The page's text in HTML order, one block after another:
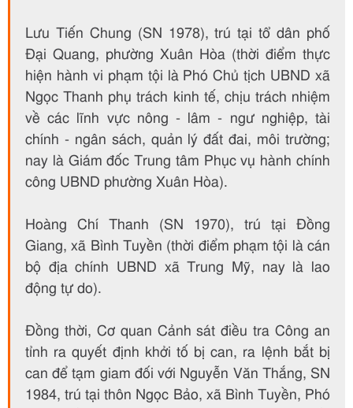
Lưu Tiến Chung (SN 1978), trú tại tổ dân phố
Đại Quang, phường Xuân Hòa (thời điểm thực
hiện hành vi phạm tội là Phó Chủ tịch UBND xã
Ngọc Thanh phụ trách kinh tế, chịu trách nhiệm
về các lĩnh vực nông - lâm - ngư nghiệp, tài
chính - ngân sách, quản lý đất đai, môi trường;
nay là Giám đốc Trung tâm Phục vụ hành chính
công UBND phường Xuân Hòa).
Hoàng Chí Thanh (SN 1970), trú tại Đồng
Giang, xã Bình Tuyền (thời điểm phạm tội là cán
bộ địa chính UBND xã Trung Mỹ, nay là lao
động tự do).
Đồng thời, Cơ quan Cảnh sát điều tra Công an
tỉnh ra quyết định khởi tố bị can, ra lệnh bắt bị
can để tạm giam đối với Nguyễn Văn Thắng, SN
1984, trú tại thôn Ngọc Bảo, xã Bình Tuyền, Phó